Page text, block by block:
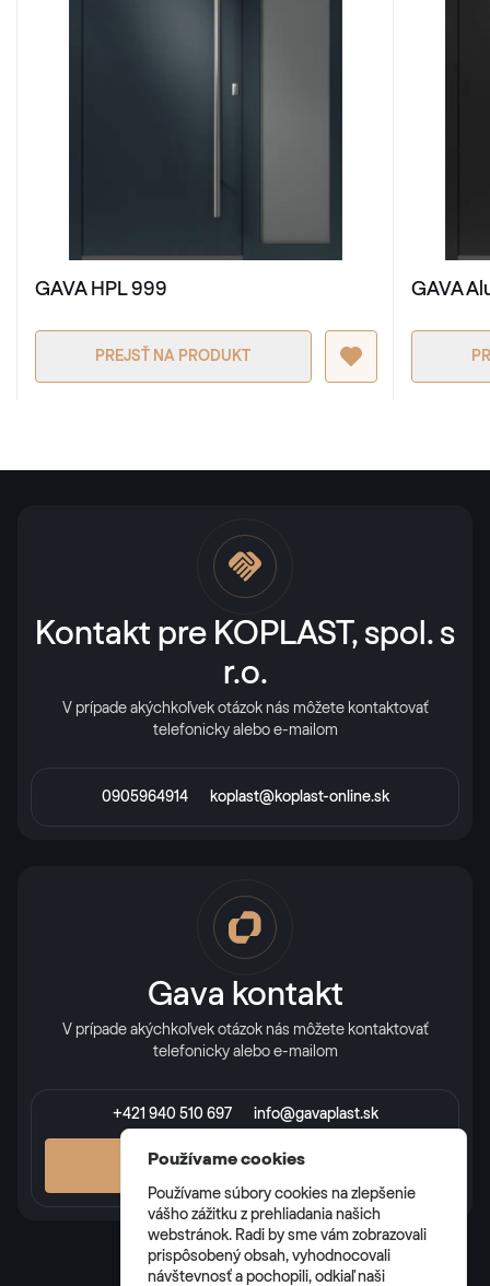
GAVA HPL 999
PREJSŤ NA PRODUKT
GAVA
Kontakt pre KOPLAST, spol. s
r.o.
V prípade akýchkoľvek otázok nás môžete kontaktovať
telefonicky alebo e-mailom
0905964914 koplast@koplast-online.sk
Gava kontakt
V prípade akýchkoľvek otázok nás môžete kontaktovať
telefonicky alebo e-mailom
+421 940 510 697 info@gavaplast.sk
VŠETKY KONTAKTY
Používame cookies
Používame súbory cookies na zlepšenie
vášho zážitku z prehliadania našich
webstránok. Radi by sme vám zobrazovali
prispôsobený obsah, vyhodnocovali
návštevnosť a pochopili, odkiaľ naši